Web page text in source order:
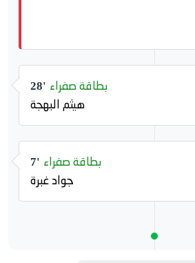
28' بطاقة صفراء
هيثم البهجة
7' بطاقة صفراء
جواد غبرة